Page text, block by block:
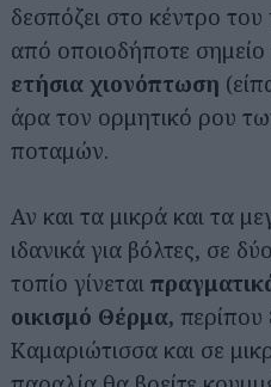
δεσπόζει στο κέντρο του
από οποιοδήποτε σημείο
ετήσια χιονόπτωση
άρα τον ορμητικό ρου
ποταμών.
Αν και τα μικρά και τα
ιδανικά για βόλτες, σε
τοπίο γίνεται
οικισμό Θέρμα,
Καμαριώτισσα και σε